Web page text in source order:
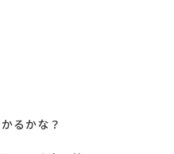
るかな？